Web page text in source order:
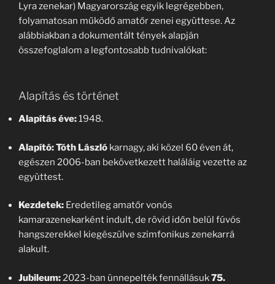
Lyra zenekar) Magyarország egyik legrégebben,
folyamatosan működő amatőr zenei együttese. Az
alábbiakban a dokumentált tények alapján
összefoglalom a legfontosabb tudnivalókat:
Alapítás és történet
Alapítás éve:1948.
Alapító:Tóth László karnagy, aki közel 60 éven át,
egészen 2006-ban bekövetkezett haláláig vezette az
együttest.
Kezdetek: Eredetileg amatőr vonós
kamarazenekarként indult, de rövid időn belül fúvós
hangszerekkel kiegészülve szimfonikus zenekarrá
alakult.
Jubileum: 2023-ban ünnepelték fennállásuk75.